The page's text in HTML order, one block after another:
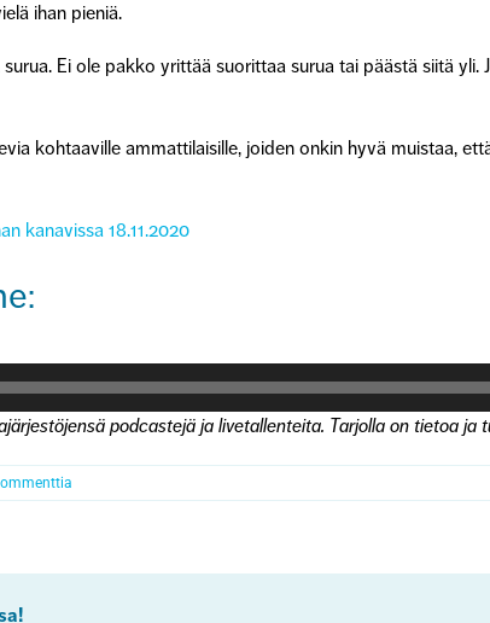
ihan pieniä.
Ei ole pakko yrittää suorittaa surua tai päästä siitä yli.
kohtaaville ammattilaisille, joiden onkin hyvä muistaa,
kanavissa 18.11.2020
podcastejä ja livetallenteita. Tarjolla on tietoa ja